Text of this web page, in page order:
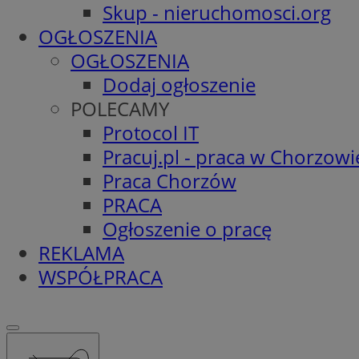
Skup - nieruchomosci.org
OGŁOSZENIA
OGŁOSZENIA
Dodaj ogłoszenie
POLECAMY
Protocol IT
Pracuj.pl - praca w
Praca Chorzów
PRACA
Ogłoszenie o pracę
REKLAMA
WSPÓŁPRACA